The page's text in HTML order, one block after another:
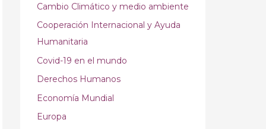
Cambio Climático y medio ambiente
Cooperación Internacional y Ayuda
Humanitaria
Covid-19 en el mundo
Derechos Humanos
Economía Mundial
Europa